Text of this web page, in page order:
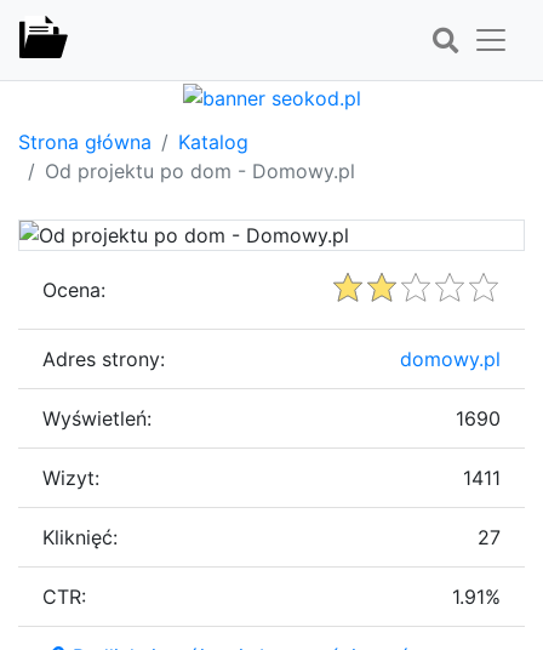
Strona główna
Katalog
Od projektu po dom - Domowy.pl
Ocena:
Adres strony: domowy.pl
Wyświetleń: 1690
Wizyt: 1411
Kliknięć: 27
CTR: 1.91%